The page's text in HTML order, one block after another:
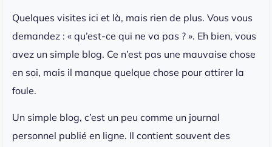
Quelques visites ici et là, mais rien de plus. Vous vous
demandez : « qu’est-ce qui ne va pas ? ». Eh bien, vous
avez un simple blog. Ce n’est pas une mauvaise chose
en soi, mais il manque quelque chose pour attirer la
foule.
Un simple blog, c’est un peu comme un journal
personnel publié en ligne. Il contient souvent des